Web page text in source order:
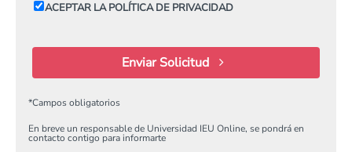
ACEPTAR LA POLÍTICA DE PRIVACIDAD
Enviar Solicitud
*Campos obligatorios
En breve un responsable de Universidad IEU Online, se pondrá en
contacto contigo para informarte